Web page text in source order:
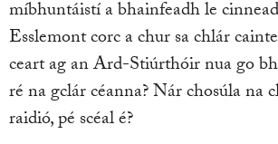
míbhuntáistí a bhainfeadh le
Esslemont corc a chur sa chlár
ceart ag an Ard-Stiúrthóir nua go
ré na gclár céanna? Nár chosúla na
raidió, pé scéal é?